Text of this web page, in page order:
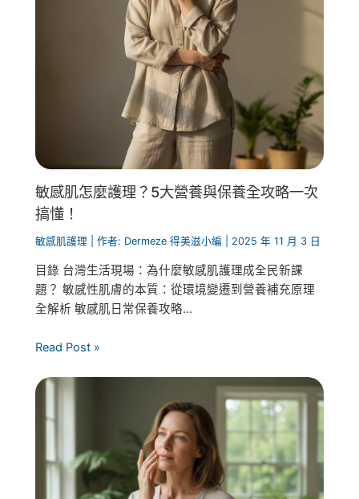
敏感肌怎麼護理？5大營養與保養全攻略一次
搞懂！
敏感肌護理 | 作者: Dermeze 得美滋小編 2025 年 11 月 3 日
目錄 台灣生活現場：為什麼敏感肌護理成全民新課
題？ 敏感性肌膚的本質：從環境變遷到營養補充原理
全解析 敏感肌日常保養攻略...
Read Post »